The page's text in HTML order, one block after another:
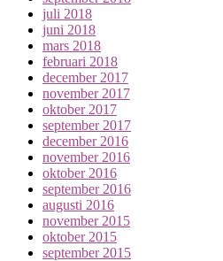
juli 2018
juni 2018
mars 2018
februari 2018
december 2017
november 2017
oktober 2017
september 2017
december 2016
november 2016
oktober 2016
september 2016
augusti 2016
november 2015
oktober 2015
september 2015